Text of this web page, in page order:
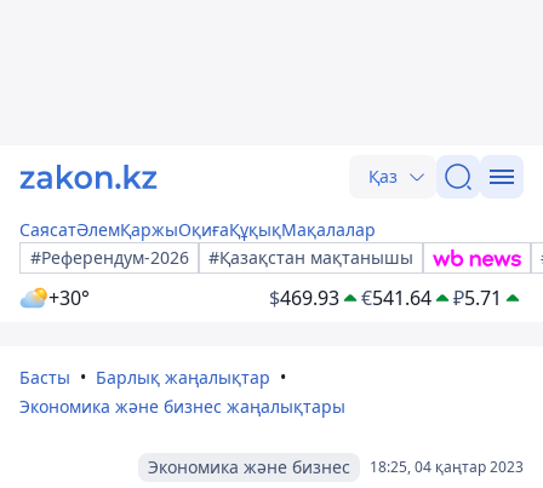
Қаз
СаясатӘлемҚаржыОқиғаҚұқықМақалалар
#Референдум-2026
#Қазақстан мақтанышы
+30° $469.93 €541.64 ₽5.71
Басты
Барлық жаңалықтар
Экономика және бизнес жаңалықтары
18:25, 04 қаңтар 2023
Экономика және бизнес